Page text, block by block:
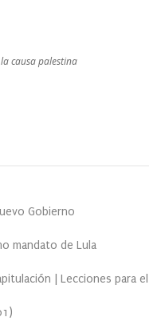
causa palestina
Gobierno
mandato de Lula
| Lecciones para el
)